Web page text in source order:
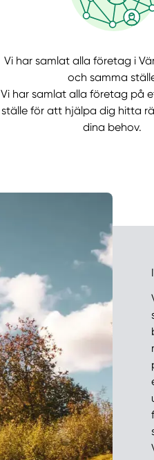
Vi har samlat alla företag i
och samma
Vi har samlat alla företag på
ställe för att hjälpa dig hitta
dina behov.